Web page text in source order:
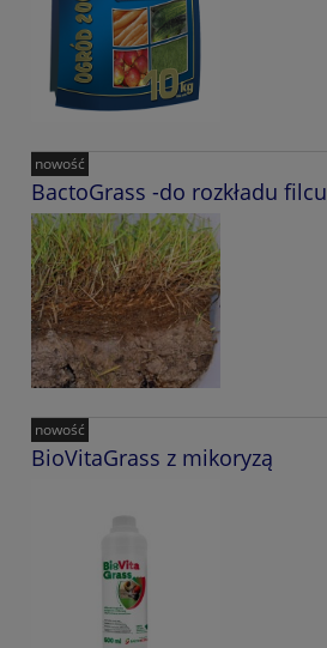
BactoGrass -do rozkładu filcu
nowość
BioVitaGrass z mikoryzą
nowość